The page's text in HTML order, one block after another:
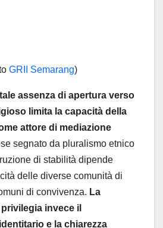
GRII Semarang)
assenza di apertura verso
limita la capacità della
attore di mediazione
segnato da pluralismo etnico
di stabilità dipende
delle diverse comunità di
di convivenza. La
invece il
e la chiarezza